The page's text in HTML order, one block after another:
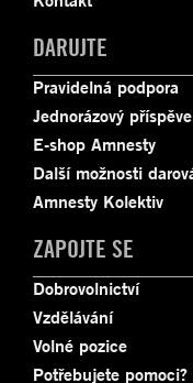
DARUJTE
Pravidelná podpora
Jednorázový
E-shop Amnesty
Další možnosti
Amnesty Kolektiv
ZAPOJTE SE
Dobrovolnictví
Vzdělávání
Volné pozice
Potřebujete pomoci?